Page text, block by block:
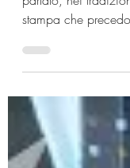
Ambedue i
parlato, nei
Presidenza della
stato molto netto.
che il profilo di un
concilia con il ruolo